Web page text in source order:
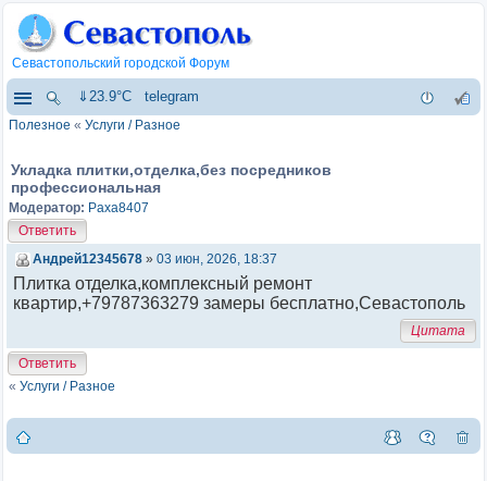
Севастопольский городской Форум
⇓23.9°C telegram
Полезное « Услуги / Разное
Укладка плитки,отделка,без посредников
профессиональная
Модератор: Paxa8407
Ответить
Андрей12345678 » 03 июн, 2026, 18:37
Плитка отделка,комплексный ремонт
квартир,+79787363279 замеры бесплатно,Севастополь
Цитата
Ответить
« Услуги / Разное